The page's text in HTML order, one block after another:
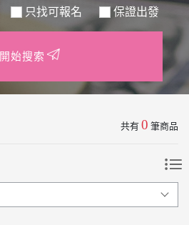
只找可報名 保證出發
開始搜索
共有 0 筆商品